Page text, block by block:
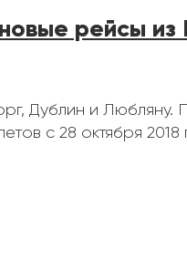
рейсы из
Дублин и Любляну.
с 28 октября